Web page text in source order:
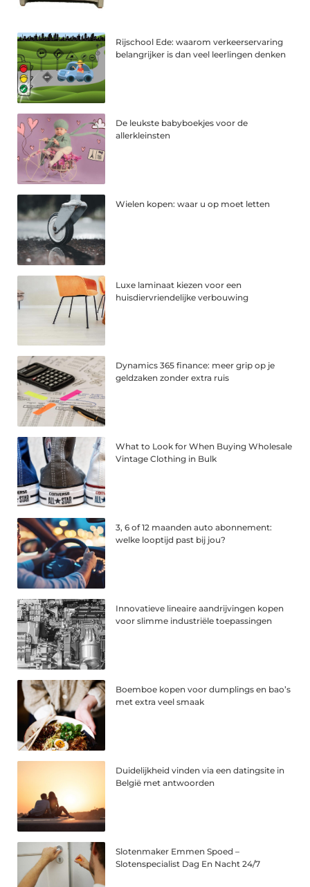
Rijschool Ede: waarom verkeerservaring
belangrijker is dan veel leerlingen denken
De leukste babyboekjes voor de
allerkleinsten
Wielen kopen: waar u op moet letten
Luxe laminaat kiezen voor een
huisdiervriendelijke verbouwing
Dynamics 365 finance: meer grip op je
geldzaken zonder extra ruis
What to Look for When Buying Wholesale
Vintage Clothing in Bulk
3, 6 of 12 maanden auto abonnement:
welke looptijd past bij jou?
Innovatieve lineaire aandrijvingen kopen
voor slimme industriële toepassingen
Boemboe kopen voor dumplings en bao’s
met extra veel smaak
Duidelijkheid vinden via een datingsite in
België met antwoorden
Slotenmaker Emmen Spoed –
Slotenspecialist Dag En Nacht 24/7